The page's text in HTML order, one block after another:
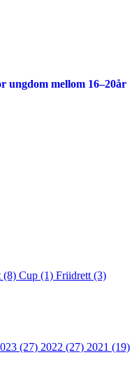
ungdom mellom 16–20år
(8) Cup (1) Friidrett (3)
(27) 2022 (27) 2021 (19)